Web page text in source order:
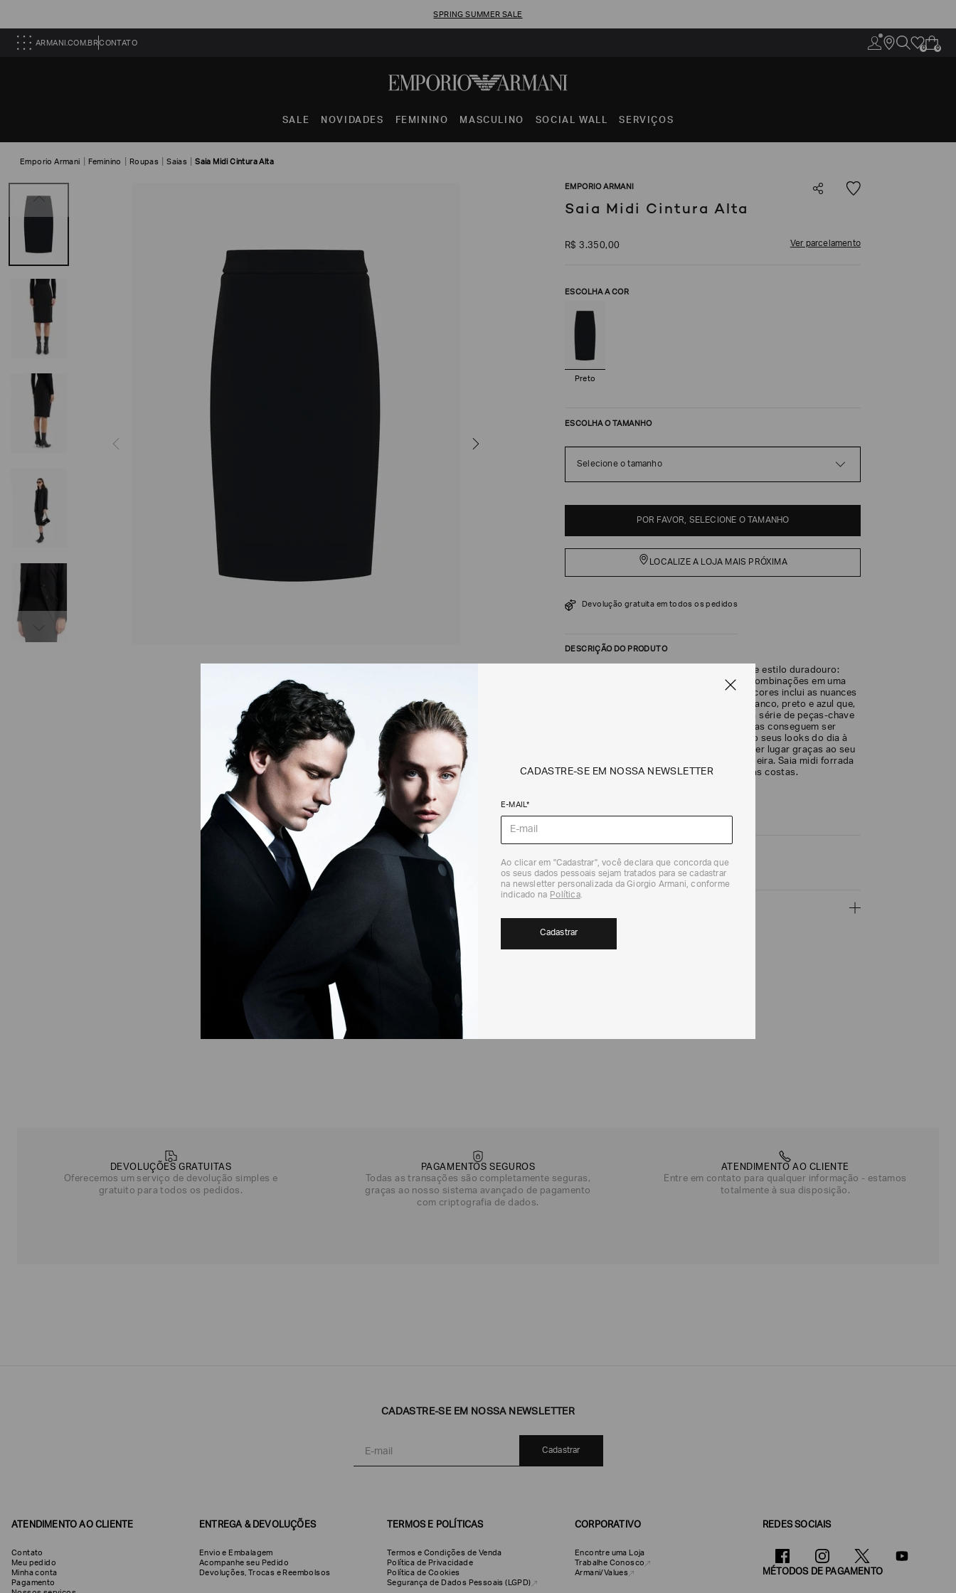
SPRING SUMMER SALE
ARMANI.COM.BRCONTATO
0 0
SALE NOVIDADES FEMININO MASCULINO SOCIAL WALL SERVIÇOS
Emporio Armani Feminino Roupas Saias Saia Midi Cintura Alta
EMPORIO ARMANI
Saia Midi Cintura Alta
R$ 3.350,00 Ver parcelamento
ESCOLHA A COR
Preto
ESCOLHA O TAMANHO
Selecione o tamanho
POR FAVOR, SELECIONE O TAMANHO
R$ LOCALIZE A LOJA MAIS PRÓXIMA
Devolução gratuita em todos os pedidos
DESCRIÇÃO DO PRODUTO
A seleção Essentials faz uma declaração de estilo duradouro:
elegante e prática, funciona em inúmeras combinações em uma
ampla variedade de ocasiões. A paleta de cores inclui as nuances
neutras características da marca, como branco, preto e azul que,
aliadas a um design minimalista, criam uma série de peças-chave
para o guarda-roupa feminino. Poucas peças conseguem ser
verdadeiramente versáteis, acompanhando seus looks do dia à
noite. Este item pode ser usado em qualquer lugar graças ao seu
tecido cady leve, linhas limpas e fenda traseira. Saia midi forrada
em georgette com fecho de zíper oculto nas costas.
Made in Italy
CALCULAR FRETE
DEVOLUÇÕES GRATUITAS
Oferecemos um serviço de devolução simples e
gratuito para todos os pedidos.
PAGAMENTOS SEGUROS
Todas as transações são completamente seguras,
graças ao nosso sistema avançado de pagamento
com criptografia de dados.
ATENDIMENTO AO CLIENTE
Entre em contato para qualquer informação - estamos
totalmente à sua disposição.
CADASTRE-SE EM NOSSA NEWSLETTER
Cadastrar
ATENDIMENTO AO CLIENTE
Contato
Meu pedido
Minha conta
Pagamento
ENTREGA & DEVOLUÇÕES
Envio e Embalagem
Acompanhe seu Pedido
Devoluções, Trocas e Reembolsos
TERMOS E POLÍTICAS
Termos e Condições de Venda
Política de Privacidade
Política de Cookies
Segurança de Dados Pessoais (LGPD)
CORPORATIVO
Encontre uma Loja
Trabalhe Conosco
Armani/Values
REDES SOCIAIS
MÉTODOS DE PAGAMENTO
CADASTRE-SE EM NOSSA NEWSLETTER
E-MAIL*
Ao clicar em "Cadastrar", você declara que concorda que
os seus dados pessoais sejam tratados para se cadastrar
na newsletter personalizada da Giorgio Armani, conforme
indicado na Política.
Cadastrar
tópicos:
todos
Giorgio
Emporio
EA7
Exchange